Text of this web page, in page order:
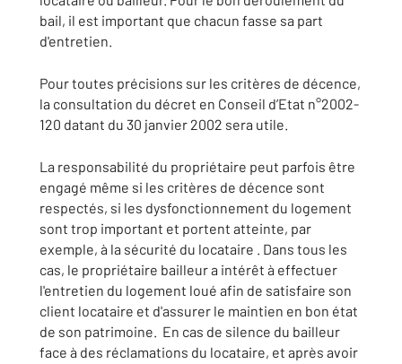
bail, il est important que chacun fasse sa part
d'entretien.
Pour toutes précisions sur les critères de décence,
la consultation du décret en Conseil d’Etat n°2002-
120 datant du 30 janvier 2002 sera utile.
La responsabilité du propriétaire peut parfois être
engagé même si les critères de décence sont
respectés, si les dysfonctionnement du logement
sont trop important et portent atteinte, par
exemple, à la sécurité du locataire . Dans tous les
cas, le propriétaire bailleur a intérêt à effectuer
l'entretien du logement loué afin de satisfaire son
client locataire et d'assurer le maintien en bon état
de son patrimoine. En cas de silence du bailleur
face à des réclamations du locataire, et après avoir